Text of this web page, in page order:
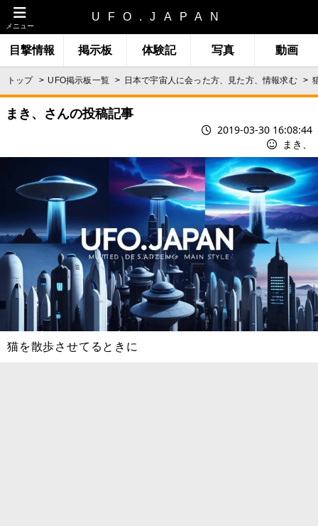
メニュー
UFO.JAPAN
目撃情報 掲示板 体験記 写真 動画
トップ UFO掲示板一覧 日本で宇宙人に会った方、見た方、情報求む
まき、さんの投稿記事
2019-03-30 16:08:44
まき、
猫を散歩させてるときに